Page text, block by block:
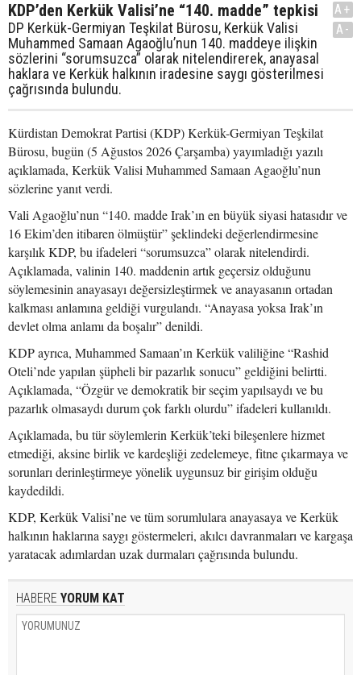
KDP’den Kerkük Valisi’ne “140. madde” tepkisi
DP Kerkük-Germiyan Teşkilat Bürosu, Kerkük Valisi
Muhammed Samaan Agaoğlu’nun 140. maddeye ilişkin
sözlerini “sorumsuzca” olarak nitelendirerek, anayasal
haklara ve Kerkük halkının iradesine saygı gösterilmesi
çağrısında bulundu.
A+
A-
Kürdistan Demokrat Partisi (KDP) Kerkük-Germiyan Teşkilat
Bürosu, bugün (5 Ağustos 2026 Çarşamba) yayımladığı yazılı
açıklamada, Kerkük Valisi Muhammed Samaan Agaoğlu’nun
sözlerine yanıt verdi.
Vali Agaoğlu’nun “140. madde Irak’ın en büyük siyasi hatasıdır ve
16 Ekim’den itibaren ölmüştür” şeklindeki değerlendirmesine
karşılık KDP, bu ifadeleri “sorumsuzca” olarak nitelendirdi.
Açıklamada, valinin 140. maddenin artık geçersiz olduğunu
söylemesinin anayasayı değersizleştirmek ve anayasanın ortadan
kalkması anlamına geldiği vurgulandı. “Anayasa yoksa Irak’ın
devlet olma anlamı da boşalır” denildi.
KDP ayrıca, Muhammed Samaan’ın Kerkük valiliğine “Rashid
Oteli’nde yapılan şüpheli bir pazarlık sonucu” geldiğini belirtti.
Açıklamada, “Özgür ve demokratik bir seçim yapılsaydı ve bu
pazarlık olmasaydı durum çok farklı olurdu” ifadeleri kullanıldı.
Açıklamada, bu tür söylemlerin Kerkük’teki bileşenlere hizmet
etmediği, aksine birlik ve kardeşliği zedelemeye, fitne çıkarmaya ve
sorunları derinleştirmeye yönelik uygunsuz bir girişim olduğu
kaydedildi.
KDP, Kerkük Valisi’ne ve tüm sorumlulara anayasaya ve Kerkük
halkının haklarına saygı göstermeleri, akılcı davranmaları ve kargaşa
yaratacak adımlardan uzak durmaları çağrısında bulundu.
HABERE YORUM KAT